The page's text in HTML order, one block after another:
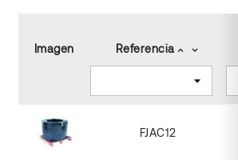
Imagen Referencia keyboard_arrow_up keyboard_arrow_down
FJAC12